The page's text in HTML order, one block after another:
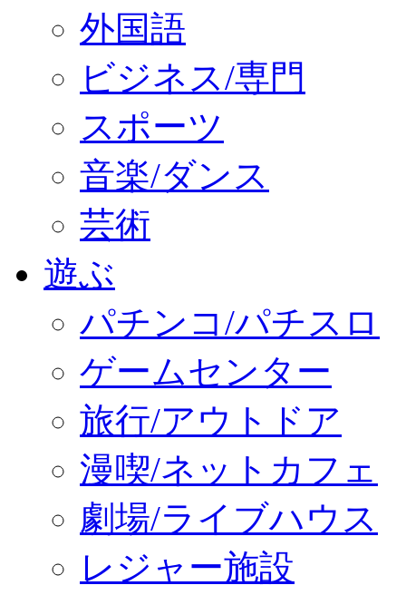
外国語
ビジネス/専門
スポーツ
音楽/ダンス
芸術
遊ぶ
パチンコ/パチスロ
ゲームセンター
旅行/アウトドア
漫喫/ネットカフェ
劇場/ライブハウス
レジャー施設